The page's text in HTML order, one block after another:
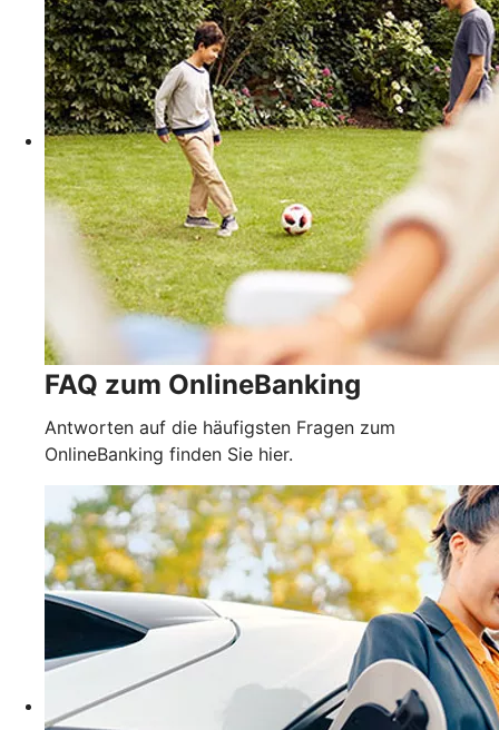
FAQ zum OnlineBanking
Antworten auf die häufigsten Fragen zum
OnlineBanking finden Sie hier.